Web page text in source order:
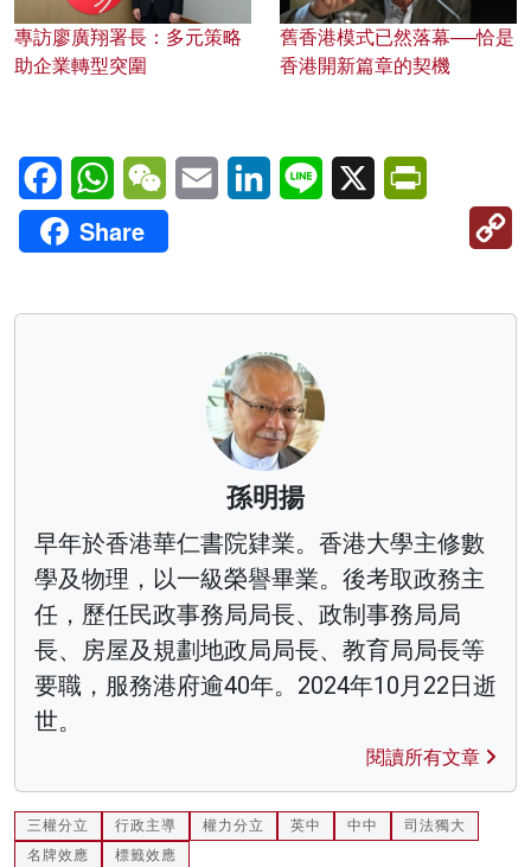
專訪廖廣翔署長：多元策略
助企業轉型突圍
舊香港模式已然落幕──恰是
香港開新篇章的契機
FacebookWhatsAppWeChatEmail LinkedInLine X
Share
孫明揚
早年於香港華仁書院肄業。香港大學主修數
學及物理，以一級榮譽畢業。後考取政務主
任，歷任民政事務局局長、政制事務局局
長、房屋及規劃地政局局長、教育局局長等
要職，服務港府逾40年。2024年10月22日逝
世。
閱讀所有文章
三權分立 行政主導 權力分立 英中 中中
司法獨大
名牌效應
標籤效應